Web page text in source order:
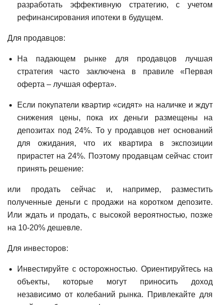
разработать эффективную стратегию, с учетом
рефинансирования ипотеки в будущем.
Для продавцов:
На падающем рынке для продавцов лучшая
стратегия часто заключена в правиле «Первая
оферта – лучшая оферта».
Если покупатели квартир «сидят» на наличке и ждут
снижения цены, пока их деньги размещены на
депозитах под 24%. То у продавцов нет оснований
для ожидания, что их квартира в экспозиции
прирастет на 24%. Поэтому продавцам сейчас стоит
принять решение:
или продать сейчас и, например, разместить
полученные деньги с продажи на коротком депозите.
Или ждать и продать, с высокой вероятностью, позже
на 10-20% дешевле.
Для инвесторов:
Инвестируйте с осторожностью. Ориентируйтесь на
объекты, которые могут приносить доход
независимо от колебаний рынка. Привлекайте для